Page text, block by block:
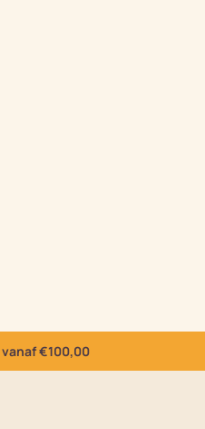
vanaf €100,00